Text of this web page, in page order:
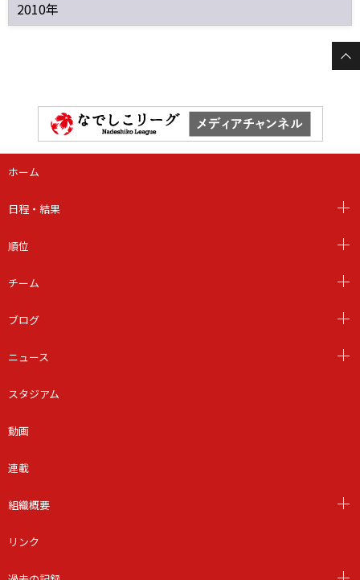
2010年
ホーム
日程・結果
順位
チーム
ブログ
ニュース
スタジアム
動画
連載
組織概要
リンク